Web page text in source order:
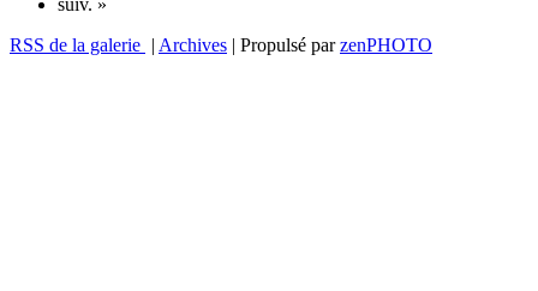
RSS de la galerie | Archives | Propulsé parzenPHOTO